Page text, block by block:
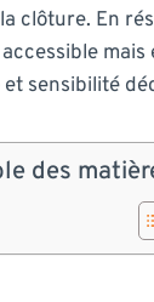
clôture. En
sensibilité
des